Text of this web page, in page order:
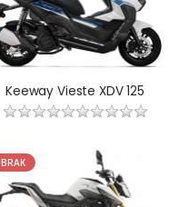
Keeway Vieste XDV 125
BRAK